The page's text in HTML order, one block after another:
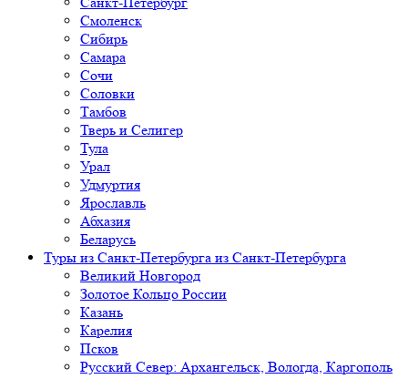
Смоленск
Сибирь
Самара
Сочи
Соловки
Тамбов
Тверь и Селигер
Тула
Урал
Удмуртия
Ярославль
Абхазия
Беларусь
Туры из Санкт-Петербурга из Санкт-Петербурга
Великий Новгород
Золотое Кольцо России
Казань
Карелия
Псков
Русский Север: Архангельск, Вологда, Каргополь